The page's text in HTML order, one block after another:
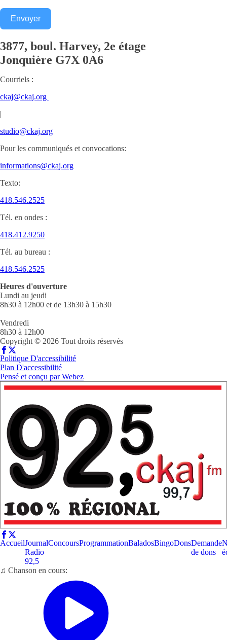
Envoyer
3877, boul. Harvey, 2e étage
Jonquière G7X 0A6
Courriels :
ckaj@ckaj.org
|
studio@ckaj.org
Pour les communiqués et convocations:
informations@ckaj.org
Texto:
418.546.2525
Tél. en ondes :
418.412.9250
Tél. au bureau :
418.546.2525
Heures d'ouverture
Lundi au jeudi
8h30 à 12h00 et de 13h30 à 15h30
Vendredi
8h30 à 12h00
Copyright © 2026 Tout droits réservés
Politique D'accessibilité
Plan D'accessibilité
Pensé et conçu parWebez
AccueilJournal
Radio
92,5
ConcoursProgrammationBaladosBingoDonsDemande
de dons
♫ Chanson en cours: